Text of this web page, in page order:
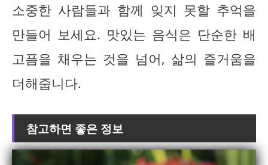
소중한 사람들과 함께 잊지 못할 추억을
만들어 보세요. 맛있는 음식은 단순한 배
고픔을 채우는 것을 넘어, 삶의 즐거움을
더해줍니다.
참고하면 좋은 정보